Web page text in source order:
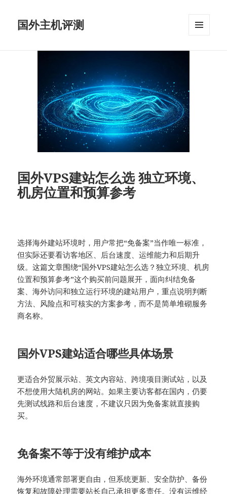
国外主机评测
国外VPS建站怎么选 独立环境、
机房位置和预算参考
选择海外建站环境时，用户常把“免备案”当作唯一标准，
但实际还要看访客地区、后台速度、运维能力和后期升
级。这篇文章围绕“国外VPS建站怎么选？独立环境、机房
位置和预算参考”这个购买前问题展开，面向纠结免备
案、海外访问和独立运行环境的建站用户，重点说明判断
方法、风险点和可核实的方案参考，而不是简单堆砌服务
商名称。
国外VPS建站适合哪些具体场景
更适合外贸展示站、英文内容站、跨境项目测试站，以及
不想使用大陆机房的网站。如果主要访客都在国内，仍要
先测试线路和后台速度，不建议只因为免备案就直接购
买。
免备案不等于没有维护成本
海外环境通常部署更自由，但系统更新、安全防护、备份
恢复和故障处理需要站长自己承担更多责任。没有运维经